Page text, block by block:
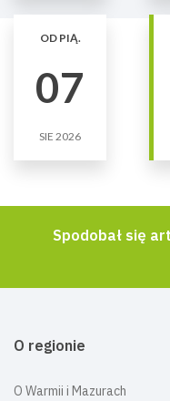
OD PIĄ.
07
SIE 2026
Spodobał się
O regionie
O Warmii i Mazurach